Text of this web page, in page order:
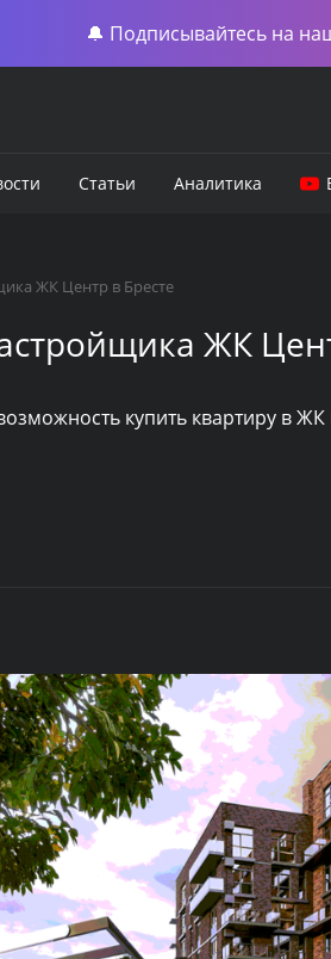
🔔 Подписывайтесь на
Статьи Аналитика
ЖК Центр в Бресте
ЖК
купить квартиру в